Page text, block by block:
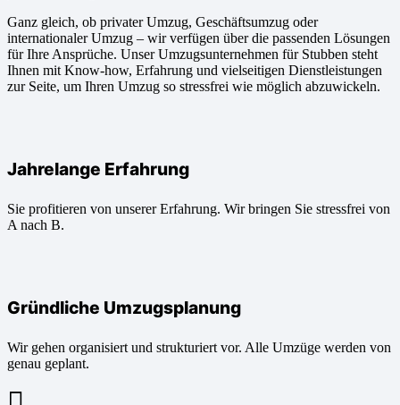
Ganz gleich, ob privater Umzug, Geschäftsumzug oder
internationaler Umzug – wir verfügen über die passenden Lösungen
für Ihre Ansprüche. Unser Umzugsunternehmen für Stubben steht
Ihnen mit Know-how, Erfahrung und vielseitigen Dienstleistungen
zur Seite, um Ihren Umzug so stressfrei wie möglich abzuwickeln.
Jahrelange Erfahrung
Sie profitieren von unserer Erfahrung. Wir bringen Sie stressfrei von
A nach B.
Gründliche Umzugsplanung
Wir gehen organisiert und strukturiert vor. Alle Umzüge werden von
genau geplant.